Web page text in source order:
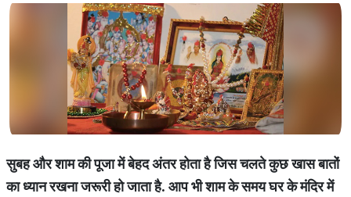
सुबह और शाम की पूजा में बेहद अंतर होता है जिस चलते कुछ खास बातों
का ध्यान रखना जरूरी हो जाता है. आप भी शाम के समय घर के मंदिर में